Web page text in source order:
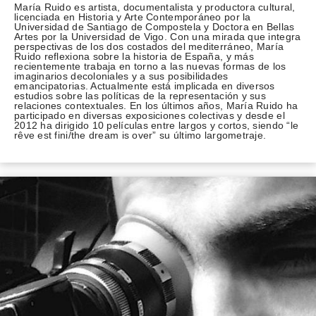
María Ruido es artista, documentalista y productora cultural,
licenciada en Historia y Arte Contemporáneo por la
Universidad de Santiago de Compostela y Doctora en Bellas
Artes por la Universidad de Vigo. Con una mirada que integra
perspectivas de los dos costados del mediterráneo, María
Ruido reflexiona sobre la historia de España, y más
recientemente trabaja en torno a las nuevas formas de los
imaginarios decoloniales y a sus posibilidades
emancipatorias. Actualmente está implicada en diversos
estudios sobre las políticas de la representación y sus
relaciones contextuales. En los últimos años, María Ruido ha
participado en diversas exposiciones colectivas y desde el
2012 ha dirigido 10 películas entre largos y cortos, siendo “le
rêve est fini/the dream is over” su último largometraje.